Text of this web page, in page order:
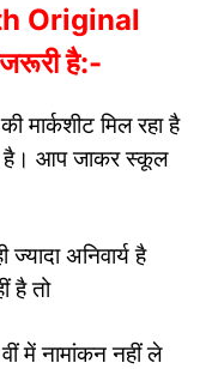
Original
है:-
मिल रहा है
है। आप जाकर स्कूल
अनिवार्य है
है तो
में नामांकन नहीं ले